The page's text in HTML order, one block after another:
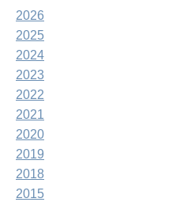
2026
2025
2024
2023
2022
2021
2020
2019
2018
2015